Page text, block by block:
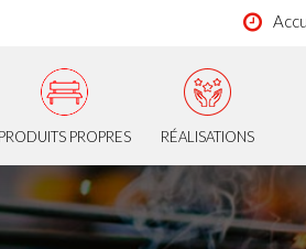
PRODUITS PROPRES RÉALISATIONS